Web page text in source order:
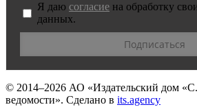
Я даю согласие на обработку
данных.
© 2014–2026 АО «Издательский дом
ведомости». Сделано в its.agency